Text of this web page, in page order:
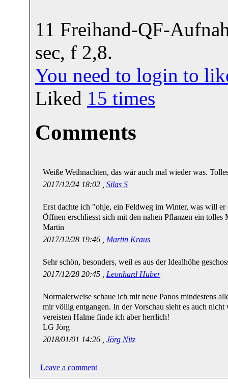
11 Freihand-QF-
sec, f 2,8.
You need to login to
Liked 15 times
Comments
Weiße Weihnachten, das wär auch mal wieder was.
2017/12/24 18:02 , Silas S
Erst dachte ich "ohje, ein Feldweg im Winter, was will er
Öffnen erschliesst sich mit den nahen Pflanzen ein
Martin
2017/12/28 19:46 , Martin Kraus
Sehr schön, besonders, weil es aus der Idealhöhe
2017/12/28 20:45 , Leonhard Huber
Normalerweise schaue ich mir neue Panos mindestens
mir völlig entgangen. In der Vorschau sieht es auch
vereisten Halme finde ich aber herrlich!
LG Jörg
2018/01/01 14:26 , Jörg Nitz
Leave a comment